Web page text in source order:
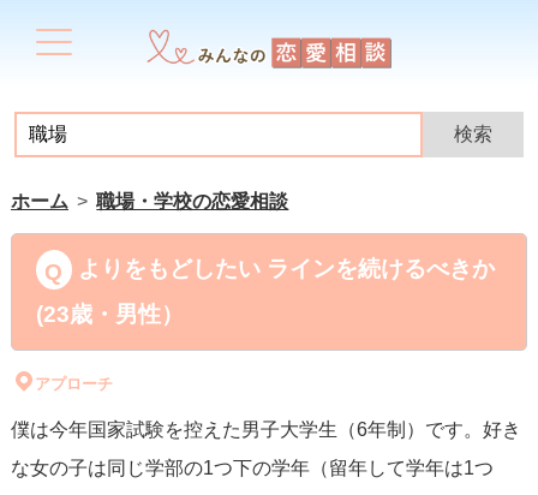
ホーム 職場・学校の恋愛相談
よりをもどしたい ラインを続けるべきか
(23歳・男性）
アプローチ
僕は今年国家試験を控えた男子大学生（6年制）です。好き
な女の子は同じ学部の1つ下の学年（留年して学年は1つ